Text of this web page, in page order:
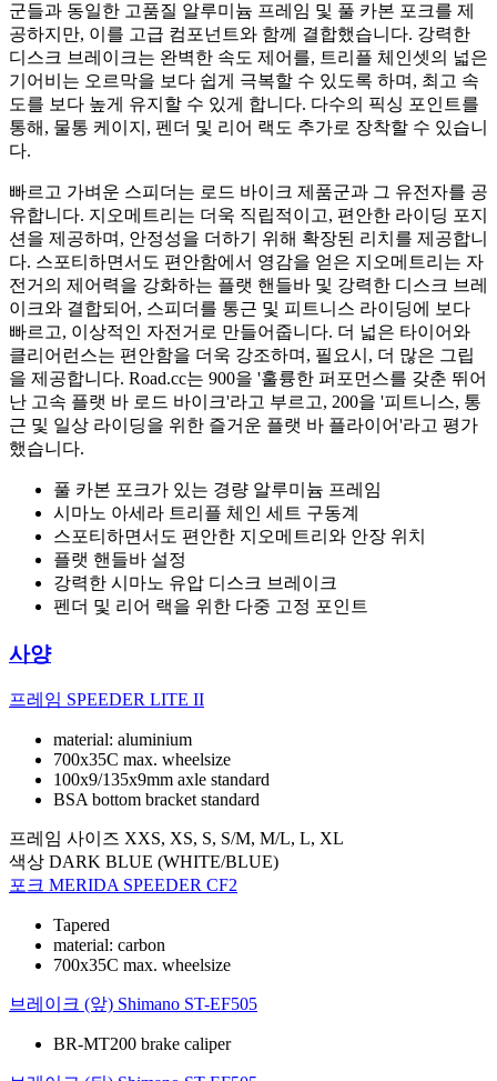
군들과 동일한 고품질 알루미늄 프레임 및 풀 카본 포크를 제
공하지만, 이를 고급 컴포넌트와 함께 결합했습니다. 강력한
디스크 브레이크는 완벽한 속도 제어를, 트리플 체인셋의 넓은
기어비는 오르막을 보다 쉽게 극복할 수 있도록 하며, 최고 속
도를 보다 높게 유지할 수 있게 합니다. 다수의 픽싱 포인트를
통해, 물통 케이지, 펜더 및 리어 랙도 추가로 장착할 수 있습니
다.
빠르고 가벼운 스피더는 로드 바이크 제품군과 그 유전자를 공
유합니다. 지오메트리는 더욱 직립적이고, 편안한 라이딩 포지
션을 제공하며, 안정성을 더하기 위해 확장된 리치를 제공합니
다. 스포티하면서도 편안함에서 영감을 얻은 지오메트리는 자
전거의 제어력을 강화하는 플랫 핸들바 및 강력한 디스크 브레
이크와 결합되어, 스피더를 통근 및 피트니스 라이딩에 보다
빠르고, 이상적인 자전거로 만들어줍니다. 더 넓은 타이어와
클리어런스는 편안함을 더욱 강조하며, 필요시, 더 많은 그립
을 제공합니다. Road.cc는 900을 '훌륭한 퍼포먼스를 갖춘 뛰어
난 고속 플랫 바 로드 바이크'라고 부르고, 200을 '피트니스, 통
근 및 일상 라이딩을 위한 즐거운 플랫 바 플라이어'라고 평가
했습니다.
풀 카본 포크가 있는 경량 알루미늄 프레임
시마노 아세라 트리플 체인 세트 구동계
스포티하면서도 편안한 지오메트리와 안장 위치
플랫 핸들바 설정
강력한 시마노 유압 디스크 브레이크
펜더 및 리어 랙을 위한 다중 고정 포인트
사양
프레임 SPEEDER LITE II
material: aluminium
700x35C max. wheelsize
100x9/135x9mm axle standard
BSA bottom bracket standard
프레임 사이즈 XXS, XS, S, S/M, M/L, L, XL
색상 DARK BLUE (WHITE/BLUE)
포크 MERIDA SPEEDER CF2
Tapered
material: carbon
700x35C max. wheelsize
브레이크 (앞) Shimano ST-EF505
BR-MT200 brake caliper